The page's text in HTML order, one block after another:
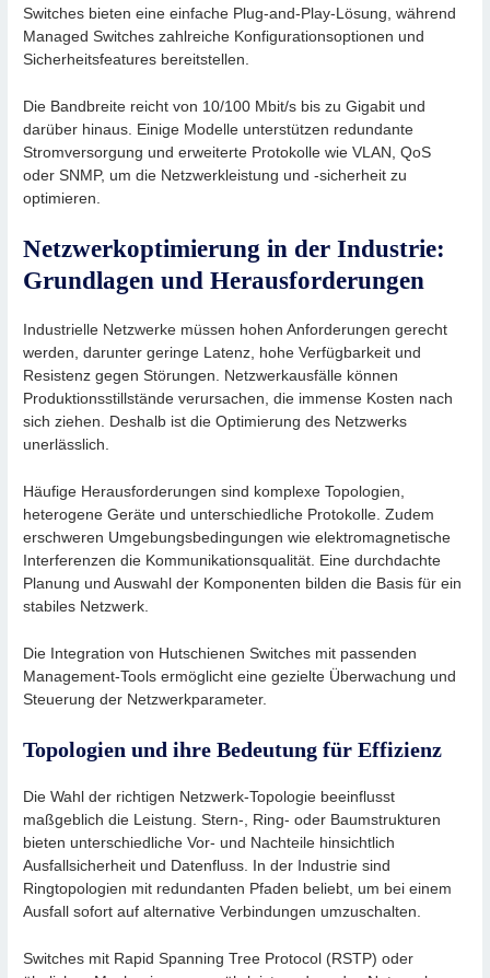
Switches bieten eine einfache Plug-and-Play-Lösung, während
Managed Switches zahlreiche Konfigurationsoptionen und
Sicherheitsfeatures bereitstellen.
Die Bandbreite reicht von 10/100 Mbit/s bis zu Gigabit und
darüber hinaus. Einige Modelle unterstützen redundante
Stromversorgung und erweiterte Protokolle wie VLAN, QoS
oder SNMP, um die Netzwerkleistung und -sicherheit zu
optimieren.
Netzwerkoptimierung in der Industrie:
Grundlagen und Herausforderungen
Industrielle Netzwerke müssen hohen Anforderungen gerecht
werden, darunter geringe Latenz, hohe Verfügbarkeit und
Resistenz gegen Störungen. Netzwerkausfälle können
Produktionsstillstände verursachen, die immense Kosten nach
sich ziehen. Deshalb ist die Optimierung des Netzwerks
unerlässlich.
Häufige Herausforderungen sind komplexe Topologien,
heterogene Geräte und unterschiedliche Protokolle. Zudem
erschweren Umgebungsbedingungen wie elektromagnetische
Interferenzen die Kommunikationsqualität. Eine durchdachte
Planung und Auswahl der Komponenten bilden die Basis für ein
stabiles Netzwerk.
Die Integration von Hutschienen Switches mit passenden
Management-Tools ermöglicht eine gezielte Überwachung und
Steuerung der Netzwerkparameter.
Topologien und ihre Bedeutung für Effizienz
Die Wahl der richtigen Netzwerk-Topologie beeinflusst
maßgeblich die Leistung. Stern-, Ring- oder Baumstrukturen
bieten unterschiedliche Vor- und Nachteile hinsichtlich
Ausfallsicherheit und Datenfluss. In der Industrie sind
Ringtopologien mit redundanten Pfaden beliebt, um bei einem
Ausfall sofort auf alternative Verbindungen umzuschalten.
Switches mit Rapid Spanning Tree Protocol (RSTP) oder